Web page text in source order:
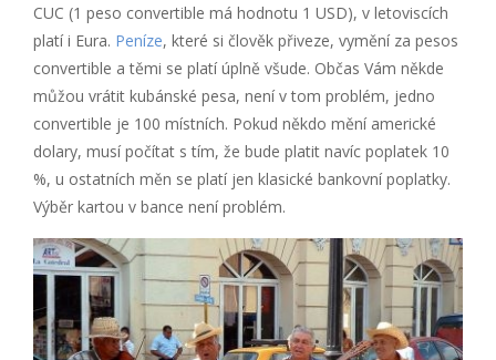
CUC (1 peso convertible má hodnotu 1 USD), v letoviscích
platí i Eura. Peníze, které si člověk přiveze, vymění za pesos
convertible a těmi se platí úplně všude. Občas Vám někde
můžou vrátit kubánské pesa, není v tom problém, jedno
convertible je 100 místních. Pokud někdo mění americké
dolary, musí počítat s tím, že bude platit navíc poplatek 10
%, u ostatních měn se platí jen klasické bankovní poplatky.
Výběr kartou v bance není problém.